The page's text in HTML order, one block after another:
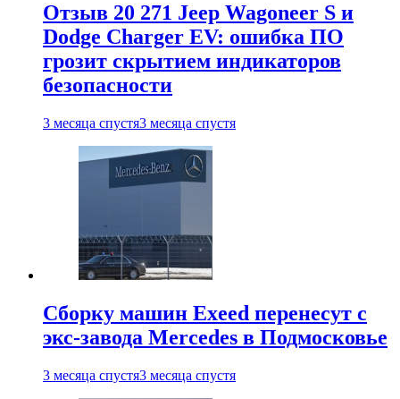
Отзыв 20 271 Jeep Wagoneer S и
Dodge Charger EV: ошибка ПО
грозит скрытием индикаторов
безопасности
3 месяца спустя3 месяца спустя
Сборку машин Exeed перенесут с
экс-завода Mercedes в Подмосковье
3 месяца спустя3 месяца спустя